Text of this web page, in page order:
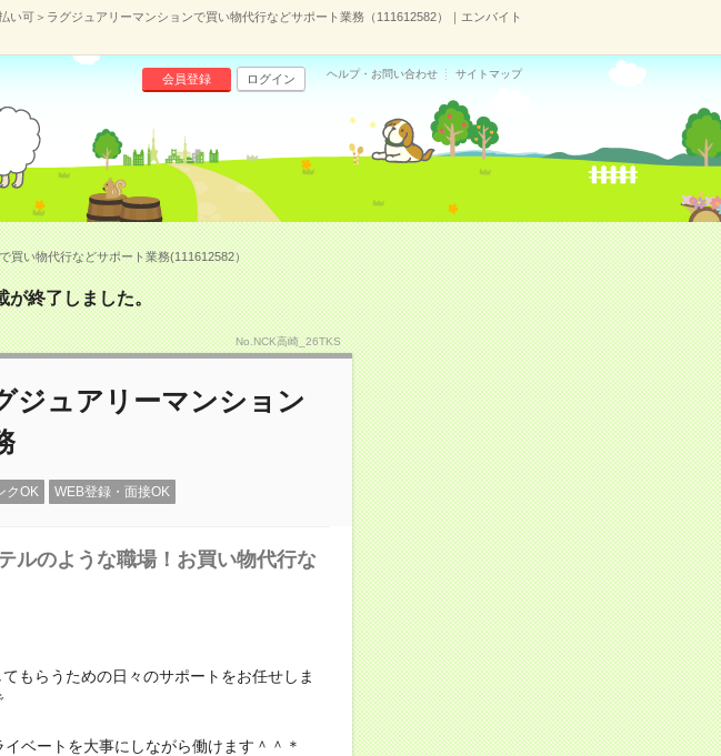
い可＞ラグジュアリーマンションで買い物代行などサポート業務（111612582）｜エンバイト
会員登録 ログイン ヘルプ・お問い合わせ サイトマップ
買い物代行などサポート業務(111612582）
が終了しました。
No.NCK高崎_26TKS
ジュアリーマンション
クOK WEB登録・面接OK
ルのような職場！お買い物代行な
もらうための日々のサポートをお任せしま
ベートを大事にしながら働けます＾＾＊